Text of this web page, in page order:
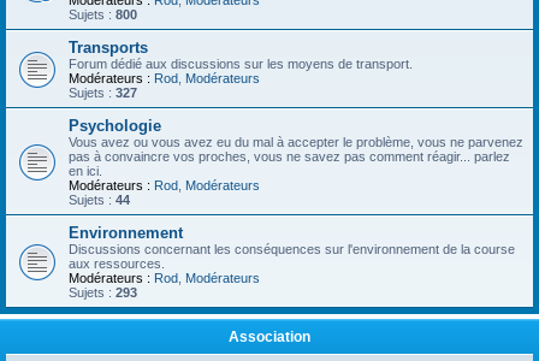
Sujets : 800
Transports
Forum dédié aux discussions sur les moyens de transport.
Modérateurs : Rod Modérateurs
Sujets : 327
Psychologie
Vous avez ou vous avez eu du mal à accepter le problème, vous ne parvenez
pas à convaincre vos proches, vous ne savez pas comment réagir... parlez
en ici.
Modérateurs : Rod Modérateurs
Sujets : 44
Environnement
Discussions concernant les conséquences sur l'environnement de la course
aux ressources.
Modérateurs : Rod Modérateurs
Sujets : 293
Association